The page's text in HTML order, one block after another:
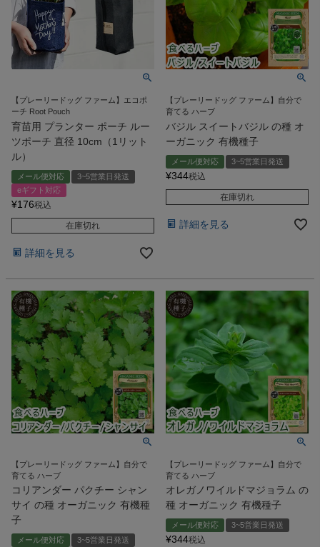
【プレーリードッグ ファーム】エコポ
ーチ Root Pouch
育苗用 プランター ポーチ ルー
ツポーチ 直径 10cm（1リット
ル）
メール便対応
3~5営業日発送
eギフト対応
¥176税込
在庫切れ
詳細を見る
【プレーリードッグ ファーム】自分で
育てる ハーブ
バジル スイートバジル の種 オ
ーガニック 有機種子
メール便対応 3~5営業日発送
¥344税込
在庫切れ
詳細を見る
【プレーリードッグ ファーム】自分で
育てる ハーブ
コリアンダー パクチー シャン
サイ の種 オーガニック 有機種
子
メール便対応 3~5営業日発送
【プレーリードッグ ファーム】自分で
育てる ハーブ
オレガノワイルドマジョラム の
種 オーガニック 有機種子
メール便対応 3~5営業日発送
¥344税込